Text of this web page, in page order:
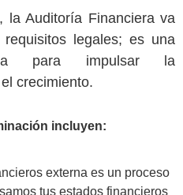
la Auditoría Financiera va
legales; es una
para impulsar la
crecimiento.
incluyen:
externa es un proceso
tus estados financieros